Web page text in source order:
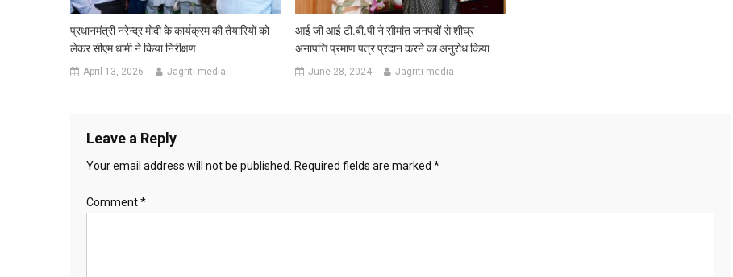
प्रधानमंत्री नरेन्द्र मोदी के कार्यक्रम की तैयारियों को
लेकर सीएम धामी ने किया निरीक्षण
April 13, 2026 Jagriti media
आई जी आई टी.बी.पी ने सीमांत जनपदों से शीघ्र
अनापत्ति प्रमाण पत्र प्रदान करने का अनुरोध किया
June 28, 2024 Jagriti media
Leave a Reply
Your email address will not be published. Required fields are marked *
Comment*